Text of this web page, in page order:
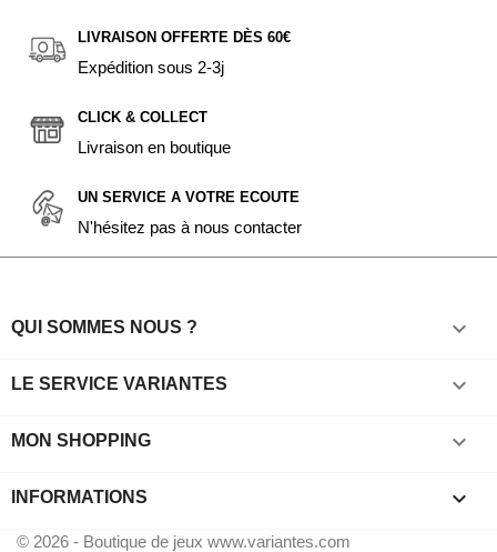
LIVRAISON OFFERTE DÈS 60€
Expédition sous 2-3j
CLICK & COLLECT
Livraison en boutique
UN SERVICE A VOTRE ECOUTE
N'hésitez pas à nous contacter
QUI SOMMES NOUS ? 
LE SERVICE VARIANTES 
MON SHOPPING 
INFORMATIONS keyboard_arrow_down
© 2026 - Boutique de jeux www.variantes.com